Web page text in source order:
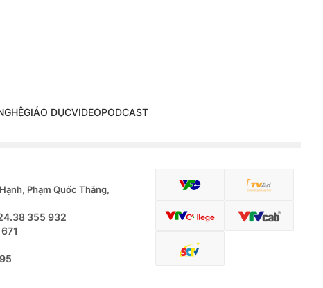
GIÁO DỤCVIDEOPODCAST
Phạm Quốc Thắng,
355 932